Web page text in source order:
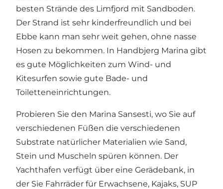
besten Strände des Limfjord mit Sandboden.
Der Strand ist sehr kinderfreundlich und bei
Ebbe kann man sehr weit gehen, ohne nasse
Hosen zu bekommen. In Handbjerg Marina gibt
es gute Möglichkeiten zum Wind- und
Kitesurfen sowie gute Bade- und
Toiletteneinrichtungen.
Probieren Sie den Marina Sansesti, wo Sie auf
verschiedenen Füßen die verschiedenen
Substrate natürlicher Materialien wie Sand,
Stein und Muscheln spüren können. Der
Yachthafen verfügt über eine Gerädebank, in
der Sie Fahrräder für Erwachsene, Kajaks, SUP